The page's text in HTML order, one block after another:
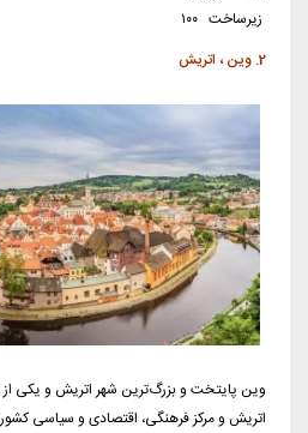
زیرساخت ۱۰۰
2. وین ، اتریش